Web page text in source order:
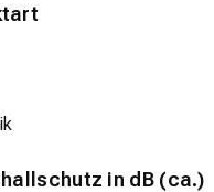
in dB (ca.)